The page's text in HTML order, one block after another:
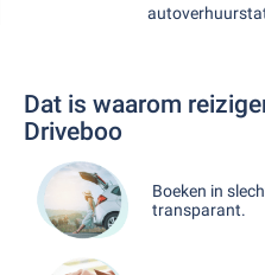
Dat is waarom
Driveboo
Boeken in
transparant.